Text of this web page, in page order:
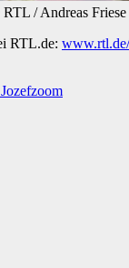
/ Andreas Friese
RTL.de: www.rtl.de/